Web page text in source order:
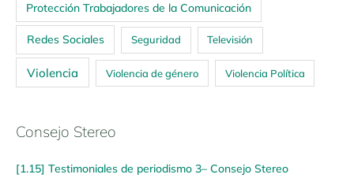
Protección Trabajadores de la Comunicación
Redes Sociales Seguridad Televisión
Violencia Violencia de género Violencia Política
Consejo Stereo
[1.15] Testimoniales de periodismo 3– Consejo Stereo